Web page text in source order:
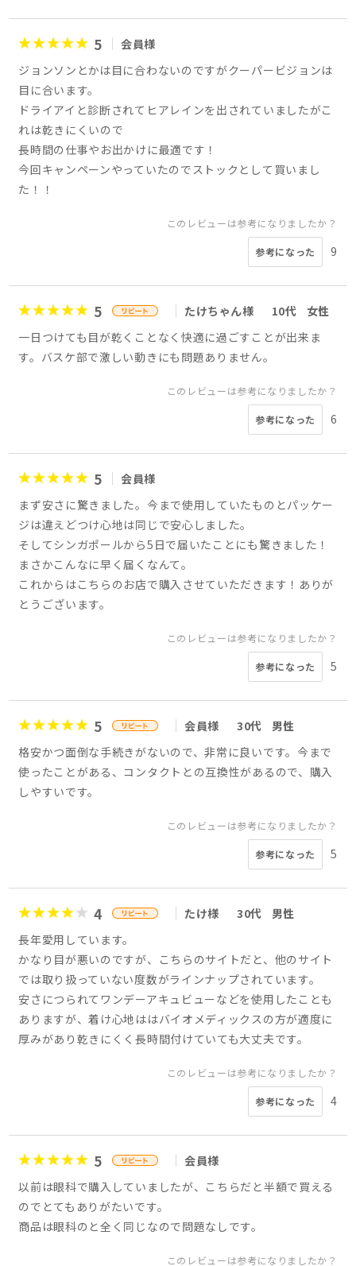
5
会員様
ジョンソンとかは目に合わないのですがクーパービジョンは
目に合います。
ドライアイと診断されてヒアレインを出されていましたがこ
れは乾きにくいので
長時間の仕事やお出かけに最適です！
今回キャンペーンやっていたのでストックとして買いまし
た！！
このレビューは参考になりましたか？
参考になった 9
5 たけちゃん様 10代
女性
一日つけても目が乾くことなく快適に過ごすことが出来ま
す。バスケ部で激しい動きにも問題ありません。
このレビューは参考になりましたか？
参考になった 6
5
会員様
まず安さに驚きました。今まで使用していたものとパッケー
ジは違えどつけ心地は同じで安心しました。
そしてシンガポールから5日で届いたことにも驚きました！
まさかこんなに早く届くなんて。
これからはこちらのお店で購入させていただきます！ありが
とうございます。
このレビューは参考になりましたか？
参考になった 5
5 会員様 30代
男性
格安かつ面倒な手続きがないので、非常に良いです。今まで
使ったことがある、コンタクトとの互換性があるので、購入
しやすいです。
このレビューは参考になりましたか？
参考になった 5
4 たけ様 30代
男性
長年愛用しています。
かなり目が悪いのですが、こちらのサイトだと、他のサイト
では取り扱っていない度数がラインナップされています。
安さにつられてワンデーアキュビューなどを使用したことも
ありますが、着け心地ははバイオメディックスの方が適度に
厚みがあり乾きにくく長時間付けていても大丈夫です。
このレビューは参考になりましたか？
参考になった 4
5
会員様
以前は眼科で購入していましたが、こちらだと半額で買える
のでとてもありがたいです。
商品は眼科のと全く同じなので問題なしです。
このレビューは参考になりましたか？